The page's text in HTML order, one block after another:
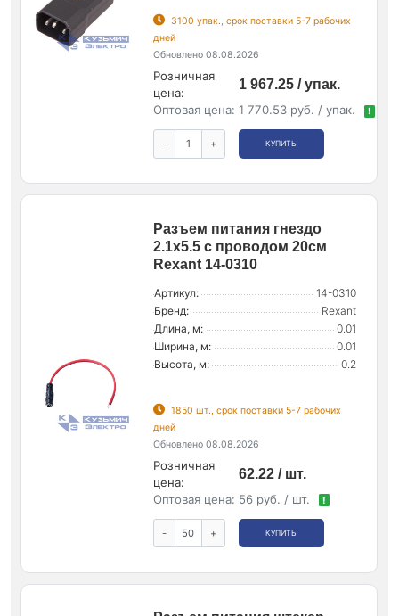
3100 упак., срок поставки 5-7 рабочих
дней
Обновлено 08.08.2026
Розничная
цена:
1 967.25 / упак.
Оптовая цена: 1 770.53 руб. / упак. !
- + КУПИТЬ
Разъем питания гнездо
2.1х5.5 с проводом 20см
Rexant 14-0310
Артикул:
14-0310
Бренд:
Rexant
Длина, м:
0.01
Ширина, м:
0.01
Высота, м:
0.2
1850 шт., срок поставки 5-7 рабочих
дней
Обновлено 08.08.2026
Розничная
цена:
62.22 / шт.
Оптовая цена: 56 руб. / шт. !
- + КУПИТЬ